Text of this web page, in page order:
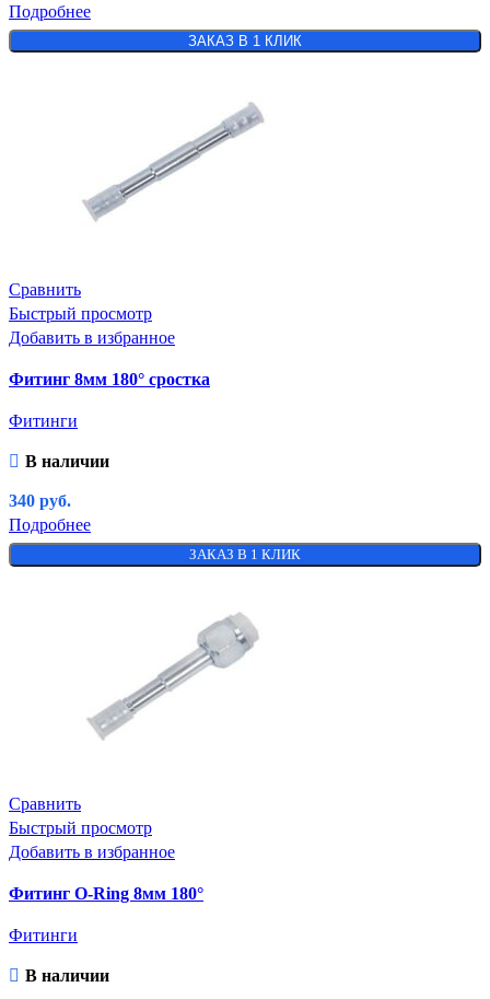
Подробнее
ЗАКАЗ В 1 КЛИК
Сравнить
Быстрый просмотр
Добавить в избранное
Фитинг 8мм 180° сростка
Фитинги
В наличии
340 руб.
Подробнее
ЗАКАЗ В 1 КЛИК
Сравнить
Быстрый просмотр
Добавить в избранное
Фитинг O-Ring 8мм 180°
Фитинги
В наличии